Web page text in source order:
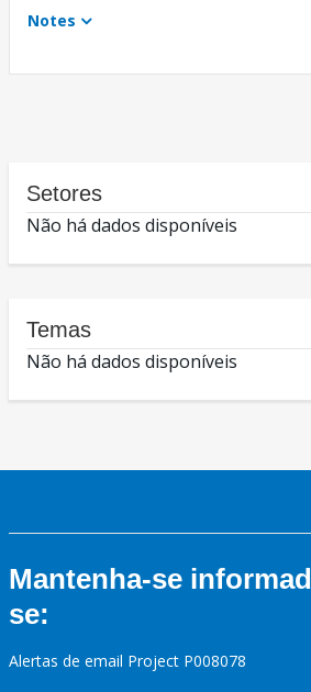
Notes
Setores
Não há dados disponíveis
Temas
Não há dados disponíveis
Mantenha-se
se:
Alertas de email Project P008078